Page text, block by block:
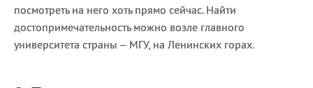
посмотреть на него хоть прямо сейчас. Найти
достопримечательность можно возле главного
университета страны – МГУ, на Ленинских горах.